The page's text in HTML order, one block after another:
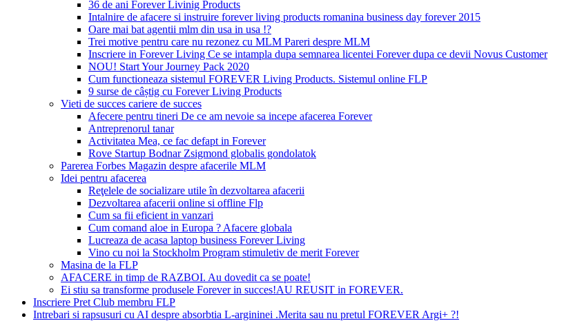
36 de ani Forever Livinig Products
Intalnire de afacere si instruire forever living products romanina business day forever 2015
Oare mai bat agentii mlm din usa in usa !?
Trei motive pentru care nu rezonez cu MLM Pareri despre MLM
Inscriere in Forever Living Ce se intampla dupa semnarea licentei Forever dupa ce devii Novus Customer
NOU! Start Your Journey Pack 2020
Cum functioneaza sistemul FOREVER Living Products. Sistemul online FLP
9 surse de câștig cu Forever Living Products
Vieti de succes cariere de succes
Afecere pentru tineri De ce am nevoie sa incepe afacerea Forever
Antreprenorul tanar
Activitatea Mea, ce fac defapt in Forever
Rove Startup Bodnar Zsigmond globalis gondolatok
Parerea Forbes Magazin despre afacerile MLM
Idei pentru afacerea
Reţelele de socializare utile în dezvoltarea afacerii
Dezvoltarea afacerii online si offline Flp
Cum sa fii eficient in vanzari
Cum comand aloe in Europa ? Afacere globala
Lucreaza de acasa laptop business Forever Living
Vino cu noi la Stockholm Program stimuletiv de merit Forever
Masina de la FLP
AFACERE in timp de RAZBOI. Au dovedit ca se poate!
Ei stiu sa transforme produsele Forever in succes!AU REUSIT in FOREVER.
Inscriere Pret Club membru FLP
Intrebari si rapsusuri cu AI despre absorbtia L-argininei .Merita sau nu pretul FOREVER Argi+ ?!